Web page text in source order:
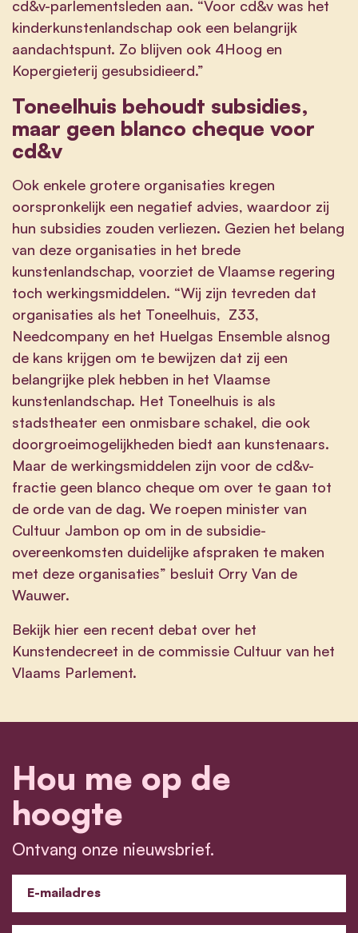
cd&v-parlementsleden aan. “Voor cd&v was het
kinderkunstenlandschap ook een belangrijk
aandachtspunt. Zo blijven ook 4Hoog en
Kopergieterij gesubsidieerd.”
Toneelhuis behoudt subsidies,
maar geen blanco cheque voor
cd&v
Ook enkele grotere organisaties kregen
oorspronkelijk een negatief advies, waardoor zij
hun subsidies zouden verliezen. Gezien het belang
van deze organisaties in het brede
kunstenlandschap, voorziet de Vlaamse regering
toch werkingsmiddelen. “Wij zijn tevreden dat
organisaties als het Toneelhuis, Z33,
Needcompany en het Huelgas Ensemble alsnog
de kans krijgen om te bewijzen dat zij een
belangrijke plek hebben in het Vlaamse
kunstenlandschap. Het Toneelhuis is als
stadstheater een onmisbare schakel, die ook
doorgroeimogelijkheden biedt aan kunstenaars.
Maar de werkingsmiddelen zijn voor de cd&v-
fractie geen blanco cheque om over te gaan tot
de orde van de dag. We roepen minister van
Cultuur Jambon op om in de subsidie-
overeenkomsten duidelijke afspraken te maken
met deze organisaties” besluit Orry Van de
Wauwer.
Bekijk hier een recent debat over het
Kunstendecreet in de commissie Cultuur van het
Vlaams Parlement.
Hou me op de
hoogte
Ontvang onze nieuwsbrief.
E-mailadres